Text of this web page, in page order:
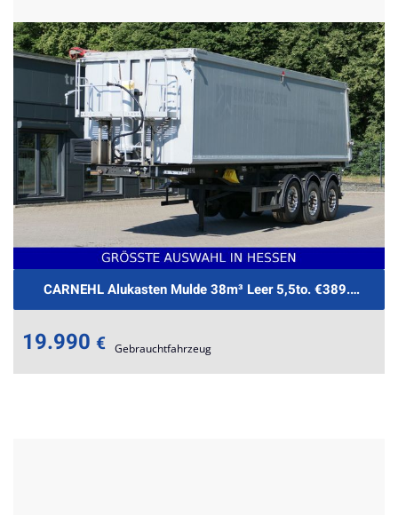
CARNEHL Alukasten Mulde 38m³ Leer 5,5to. €389.-
19.990 € Gebrauchtfahrzeug